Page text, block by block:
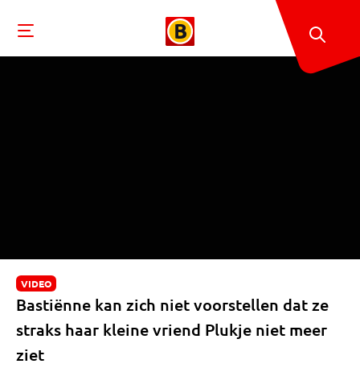
VIDEO
Bastiënne kan zich niet voorstellen dat ze
straks haar kleine vriend Plukje niet meer
ziet